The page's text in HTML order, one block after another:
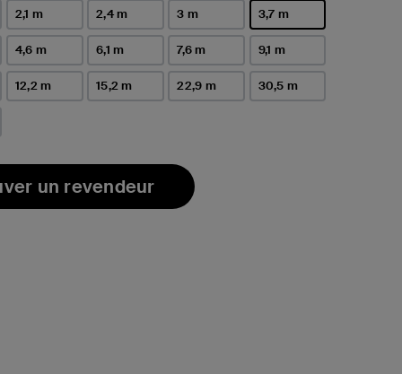
2,1 m 2,4 m 3 m 3,7 m
sélectionné(s)
4,6 m 6,1 m 7,6 m 9,1 m
12,2 m 15,2 m 22,9 m 30,5 m
un revendeur